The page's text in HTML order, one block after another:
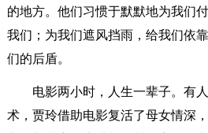
的地方。他们习惯于默默地为我们
我们；为我们遮风挡雨，给我们依
们的后盾。
电影两小时，人生一辈子。有
术，贾玲借助电影复活了母女情深